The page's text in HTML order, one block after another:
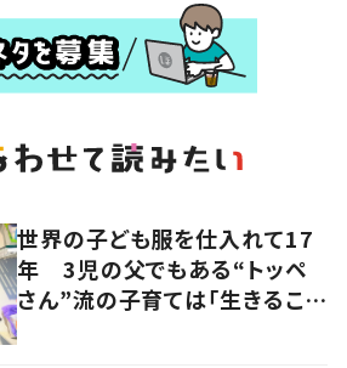
世界の子ども服を仕入れて17
年 3児の父でもある“トッペ
さん”流の子育ては「生きること